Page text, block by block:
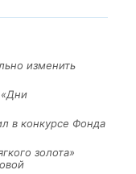
изменить
в конкурсе Фонда
золота»